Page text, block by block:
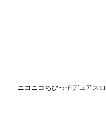
ニコニコちびっ子デュアス